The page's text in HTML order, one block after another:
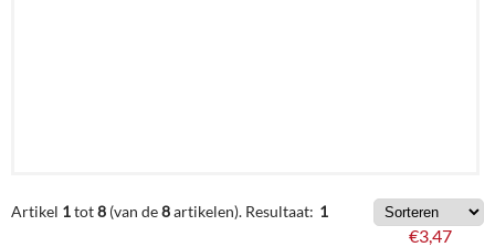
€4,79
€3,47
Artikel 1tot8 (van de8artikelen). Resultaat: 1